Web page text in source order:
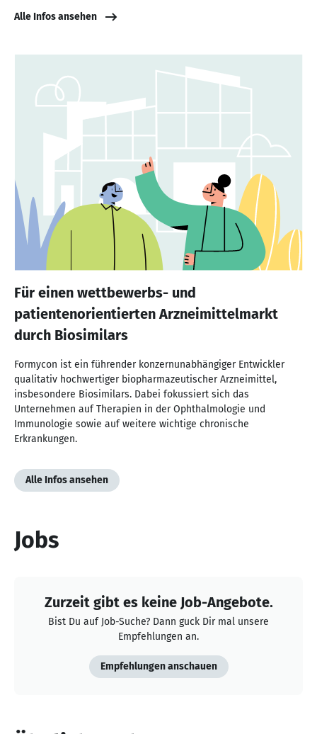
Alle Infos ansehen
Für einen wettbewerbs- und
patientenorientierten Arzneimittelmarkt
durch Biosimilars
Formycon ist ein führender konzernunabhängiger Entwickler
qualitativ hochwertiger biopharmazeutischer Arzneimittel,
insbesondere Biosimilars. Dabei fokussiert sich das
Unternehmen auf Therapien in der Ophthalmologie und
Immunologie sowie auf weitere wichtige chronische
Erkrankungen.
Alle Infos ansehen
Jobs
Zurzeit gibt es keine Job-Angebote.
Bist Du auf Job-Suche? Dann guck Dir mal unsere
Empfehlungen an.
Empfehlungen anschauen